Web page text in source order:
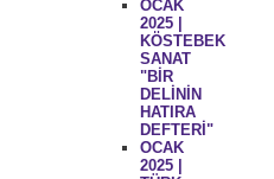
OCAK
2025 |
KÖSTEBEK
SANAT
"BİR
DELİNİN
HATIRA
DEFTERİ"
OCAK
2025 |